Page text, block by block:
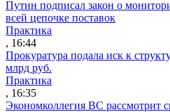
Путин подписал закон о
всей цепочке поставок
Практика
, 16:44
Прокуратура подала иск к
млрд руб.
Практика
, 16:35
Экономколлегия ВС рассмотрит